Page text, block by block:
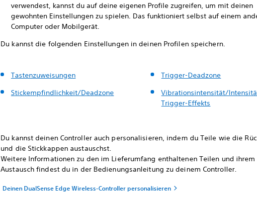
verwendest, kannst du auf deine eigenen Profile zugreifen, um mit deinen
gewohnten Einstellungen zu spielen. Das funktioniert selbst auf einem
Computer oder Mobilgerät.
Du kannst die folgenden Einstellungen in deinen Profilen speichern.
Tastenzuweisungen
Stickempfindlichkeit/Deadzone
Trigger-Deadzone
Vibrationsintensität/
Trigger-Effekts
Du kannst deinen Controller auch personalisieren, indem du Teile wie die
und die Stickkappen austauschst.
Weitere Informationen zu den im Lieferumfang enthaltenen Teilen und ihrem
Austausch findest du in der Bedienungsanleitung zu deinem Controller.
Deinen DualSense Edge Wireless-Controller personalisieren